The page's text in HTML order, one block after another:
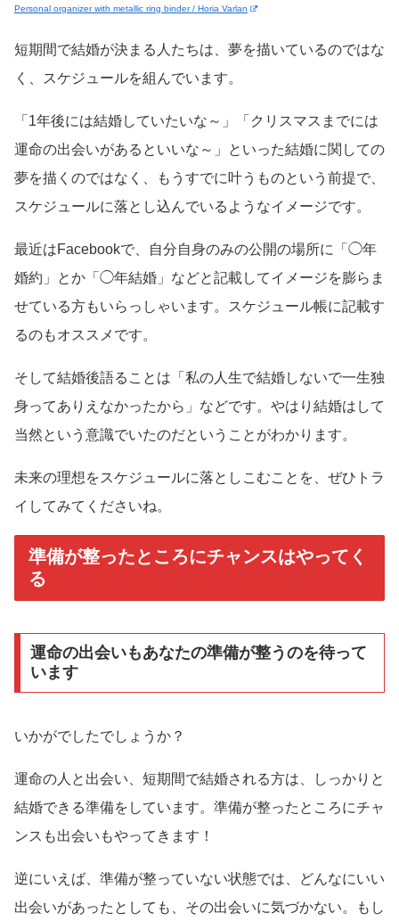
Personal organizer with metallic ring binder / Horia Varlan
短期間で結婚が決まる人たちは、夢を描いているのではな
く、スケジュールを組んでいます。
「1年後には結婚していたいな～」「クリスマスまでには
運命の出会いがあるといいな～」といった結婚に関しての
夢を描くのではなく、もうすでに叶うものという前提で、
スケジュールに落とし込んでいるようなイメージです。
最近はFacebookで、自分自身のみの公開の場所に「◯年
婚約」とか「◯年結婚」などと記載してイメージを膨らま
せている方もいらっしゃいます。スケジュール帳に記載す
るのもオススメです。
そして結婚後語ることは「私の人生で結婚しないで一生独
身ってありえなかったから」などです。やはり結婚はして
当然という意識でいたのだということがわかります。
未来の理想をスケジュールに落としこむことを、ぜひトラ
イしてみてくださいね。
準備が整ったところにチャンスはやってく
る
運命の出会いもあなたの準備が整うのを待って
います
いかがでしたでしょうか？
運命の人と出会い、短期間で結婚される方は、しっかりと
結婚できる準備をしています。準備が整ったところにチャ
ンスも出会いもやってきます！
逆にいえば、準備が整っていない状態では、どんなにいい
出会いがあったとしても、その出会いに気づかない。もし